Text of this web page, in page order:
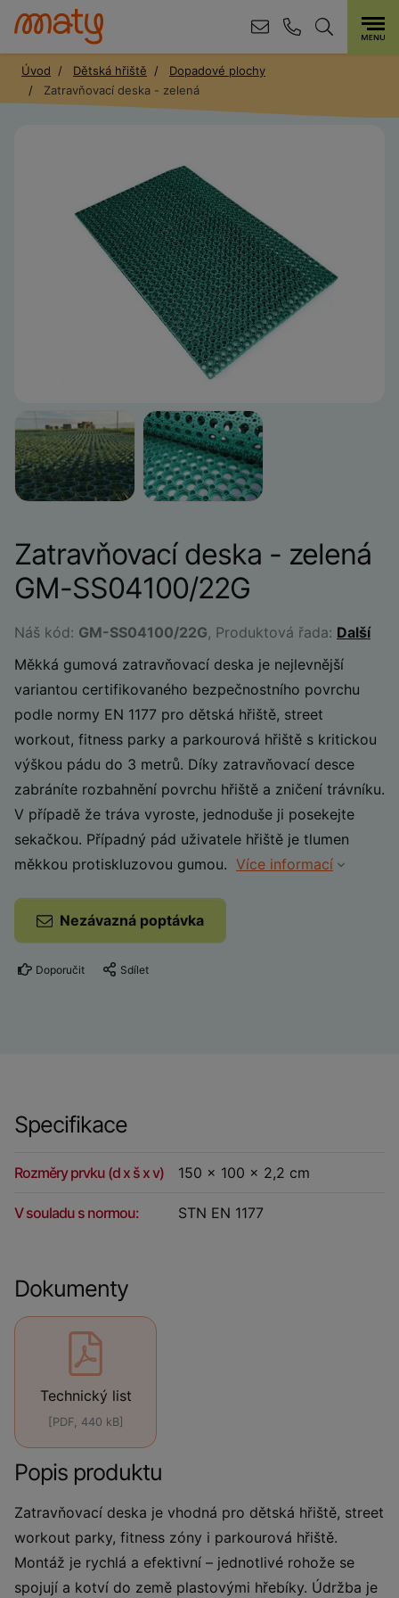
Úvod Dětská hřiště
Dopadové plochy
Zatravňovací deska - zelená
Zatravňovací deska - zelená
GM-SS04100/22G
Náš kód: GM-SS04100/22G, Produktová řada: Další
Měkká gumová zatravňovací deska je nejlevnější
variantou certifikovaného bezpečnostního povrchu
podle normy EN 1177 pro dětská hřiště, street
workout, fitness parky a parkourová hřiště s kritickou
výškou pádu do 3 metrů. Díky zatravňovací desce
zabráníte rozbahnění povrchu hřiště a zničení trávníku.
V případě že tráva vyroste, jednoduše ji posekejte
sekačkou. Případný pád uživatele hřiště je tlumen
měkkou protiskluzovou gumou. Více informací
Nezávazná poptávka
Doporučit Sdílet
Specifikace
Rozměry prvku (d x š x v) 150 x 100 x 2,2 cm
V souladu s normou: STN EN 1177
Dokumenty
Technický list
[PDF, 440 kB]
Popis produktu
Zatravňovací deska je vhodná pro dětská hřiště, street
workout parky, fitness zóny i parkourová hřiště.
Montáž je rychlá a efektivní – jednotlivé rohože se
spojují a kotví do země plastovými hřebíky. Údržba je